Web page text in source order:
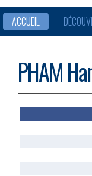
ACCUEIL
PHAM